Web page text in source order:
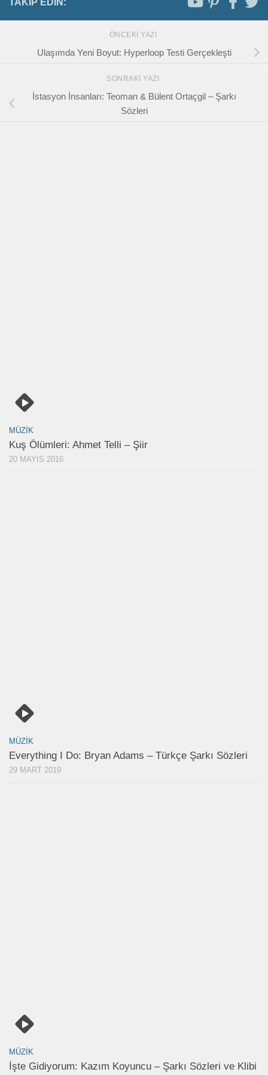
TAKIP EDIN:
ÖNCEKI YAZI
Ulaşımda Yeni Boyut: Hyperloop Testi Gerçekleşti
SONRAKI YAZI
İstasyon İnsanları: Teoman & Bülent Ortaçgil – Şarkı
Sözleri
MÜZIK
Kuş Ölümleri: Ahmet Telli – Şiir
20 MAYIS 2016
MÜZIK
Everything I Do: Bryan Adams – Türkçe Şarkı Sözleri
29 MART 2019
MÜZIK
İşte Gidiyorum: Kazım Koyuncu – Şarkı Sözleri ve Klibi